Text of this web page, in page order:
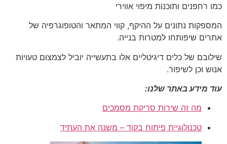
כמו רחפנים ותוכנות מיפוי אווירי
המספקות נתונים על ההיקף, קווי המתאר והטופוגרפיה של
אתרים שיפותחו למטרות בנייה.
שילובם של כלים דיגיטליים אלו בתעשייה יוביל לצמצום טעויות
אנוש וכן לשיפור.
עוד מידע באתר שלנו:
מה זה שירות סריקת מסמכים
טכנולוגיית פיתוח בקוד – משנה את העתיד